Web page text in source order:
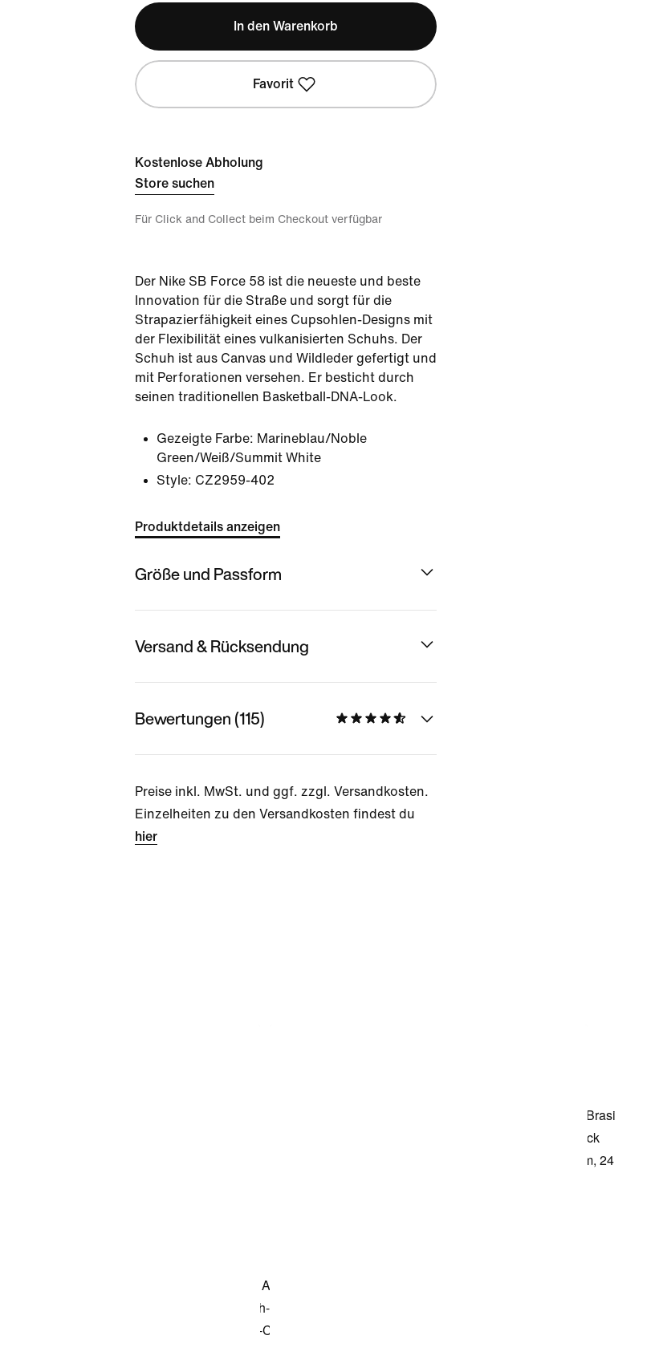
In den Warenkorb
Favorit
Kostenlose Abholung
Store suchen
Für Click and Collect beim Checkout verfügbar
Der Nike SB Force 58 ist die neueste und beste
Innovation für die Straße und sorgt für die
Strapazierfähigkeit eines Cupsohlen-Designs mit
der Flexibilität eines vulkanisierten Schuhs. Der
Schuh ist aus Canvas und Wildleder gefertigt und
mit Perforationen versehen. Er besticht durch
seinen traditionellen Basketball-DNA-Look.
Gezeigte Farbe: Marineblau/Noble
Green/Weiß/Summit White
Style: CZ2959-402
Produktdetails anzeigen
Größe und Passform
Versand & Rücksendung
Bewertungen (115)
Preise inkl. MwSt. und ggf. zzgl. Versandkosten.
Einzelheiten zu den Versandkosten findest du
hier